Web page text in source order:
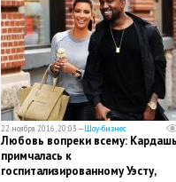
22 ноября 2016, 20:03 —Шоу-бизнес
Любовь вопреки всему:
примчалась к
госпитализированному Уэсту,